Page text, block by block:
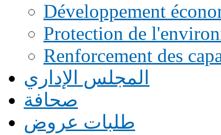
Développement
Protection de
Renforcement des
المجلس الإداري
صحافة
طلبات عروض